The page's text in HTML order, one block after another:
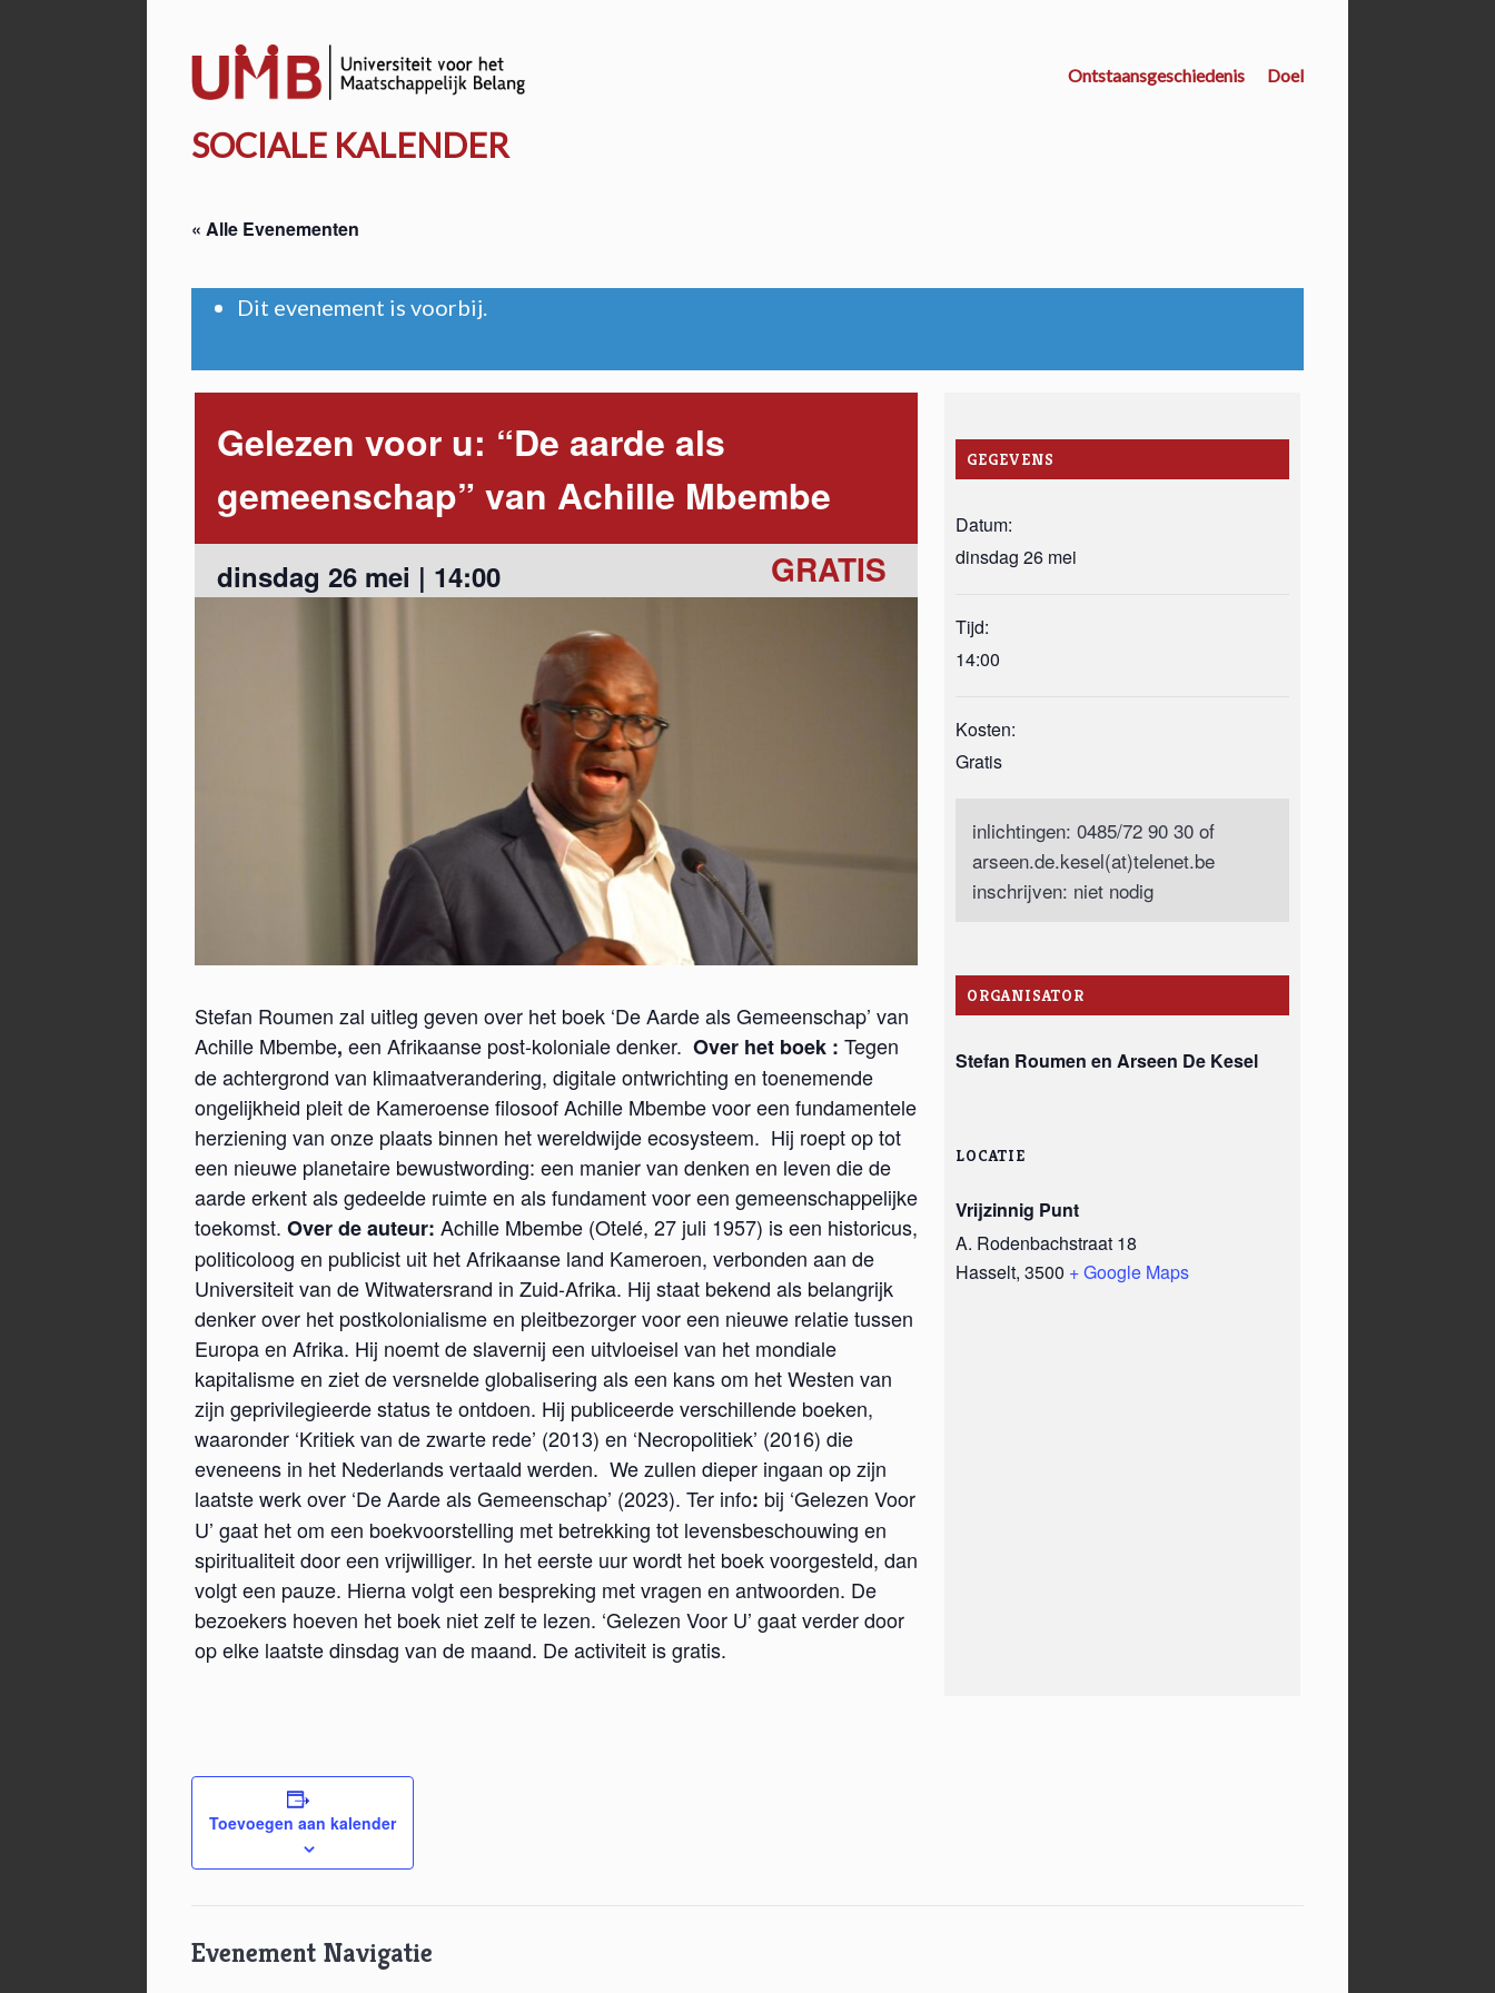
kalender.be
SOCIALE KALENDER
Ontstaansgeschiedenis Doel
« Alle Evenementen
Dit evenement is voorbij.
Gelezen voor u: “De aarde als
gemeenschap” van Achille Mbembe
dinsdag 26 mei | 14:00 GRATIS
Stefan Roumen zal uitleg geven over het boek ‘De Aarde als Gemeenschap’ van
Achille Mbembe, een Afrikaanse post-koloniale denker.Over het boek : Tegen
de achtergrond van klimaatverandering, digitale ontwrichting en toenemende
ongelijkheid pleit de Kameroense filosoof Achille Mbembe voor een fundamentele
herziening van onze plaats binnen het wereldwijde ecosysteem. Hij roept op tot
een nieuwe planetaire bewustwording: een manier van denken en leven die de
aarde erkent als gedeelde ruimte en als fundament voor een gemeenschappelijke
toekomst.Over de auteur:Achille Mbembe (Otelé, 27 juli 1957) is een historicus,
politicoloog en publicist uit het Afrikaanse land Kameroen, verbonden aan de
Universiteit van de Witwatersrand in Zuid-Afrika. Hij staat bekend als belangrijk
denker over het postkolonialisme en pleitbezorger voor een nieuwe relatie tussen
Europa en Afrika. Hij noemt de slavernij een uitvloeisel van het mondiale
kapitalisme en ziet de versnelde globalisering als een kans om het Westen van
zijn geprivilegieerde status te ontdoen. Hij publiceerde verschillende boeken,
waaronder ‘Kritiek van de zwarte rede’ (2013) en ‘Necropolitiek’ (2016) die
eveneens in het Nederlands vertaald werden. We zullen dieper ingaan op zijn
laatste werk over ‘De Aarde als Gemeenschap’ (2023). Ter info: bij ‘Gelezen Voor
U’ gaat het om een boekvoorstelling met betrekking tot levensbeschouwing en
spiritualiteit door een vrijwilliger. In het eerste uur wordt het boek voorgesteld, dan
volgt een pauze. Hierna volgt een bespreking met vragen en antwoorden. De
bezoekers hoeven het boek niet zelf te lezen. ‘Gelezen Voor U’ gaat verder door
op elke laatste dinsdag van de maand. De activiteit is gratis.
GEGEVENS
Datum:
dinsdag 26 mei
Tijd:
14:00
Kosten:
Gratis
inlichtingen: 0485/72 90 30 of
arseen.de.kesel(at)telenet.be
inschrijven: niet nodig
ORGANISATOR
Stefan Roumen en Arseen De Kesel
LOCATIE
Vrijzinnig Punt
A. Rodenbachstraat 18
Hasselt, 3500 + Google Maps
Toevoegen aan kalender
Evenement Navigatie